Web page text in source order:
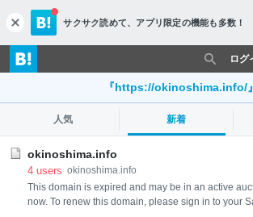
c
l
o
s
サクサク読めて、 アプリ限定の機能も多数！
ログ
『https://okinoshima.info/』
人気 新着
okinoshima.info
4 users okinoshima.info
This domain is expired and may be in an active
now. To renew this domain, please sign in to your